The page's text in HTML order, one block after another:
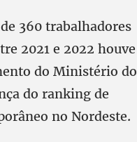
360 trabalhadores
2021 e 2022 houve
do Ministério do
do ranking de
no Nordeste.